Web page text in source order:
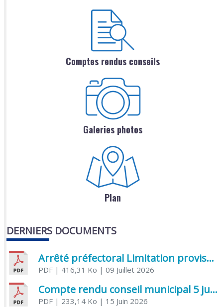
Comptes rendus conseils
Galeries photos
Plan
DERNIERS DOCUMENTS
Arrêté préfectoral Limitation provisoire des usages de l’eau
PDF| 416,31 Ko | 09 Juillet 2026
Compte rendu conseil municipal 5 juin 2026 sénatoriale
PDF| 233,14 Ko | 15 Juin 2026